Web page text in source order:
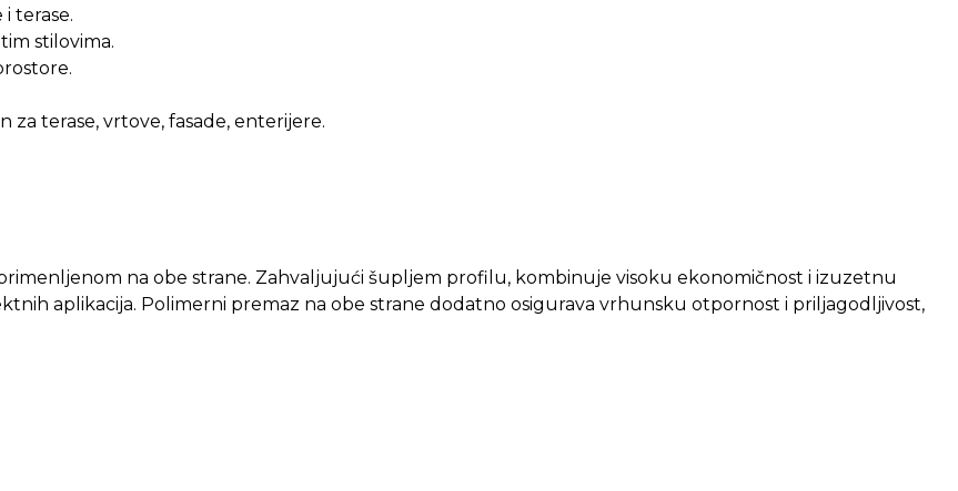
terase.
stilovima.
za terase, vrtove, fasade, enterijere.
na obe strane. Zahvaljujući šupljem profilu, kombinuje visoku ekonomičnost i izuzetnu
aplikacija. Polimerni premaz na obe strane dodatno osigurava vrhunsku otpornost i priljagodljivost,